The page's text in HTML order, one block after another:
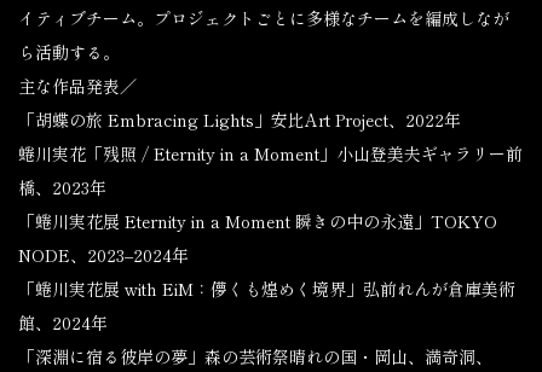
イティブチーム。プロジェクトごとに多様なチームを編成しなが
ら活動する。
主な作品発表／
「胡蝶の旅 Embracing Lights」安比Art Project、2022年
蜷川実花「残照 / Eternity in a Moment」小山登美夫ギャラリー前
橋、2023年
「蜷川実花展 Eternity in a Moment 瞬きの中の永遠」TOKYO
NODE、2023‒2024年
「蜷川実花展 with EiM：儚くも煌めく境界」弘前れんが倉庫美術
館、2024年
「深淵に宿る彼岸の夢」森の芸術祭晴れの国・岡山、満奇洞、